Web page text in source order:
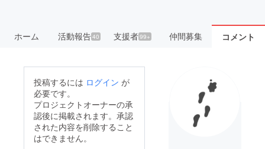
ホーム 活動報告40 支援者99+ 仲間募集 コメント
投稿するには ログイン が
必要です。
プロジェクトオーナーの承
認後に掲載されます。承認
された内容を削除すること
はできません。